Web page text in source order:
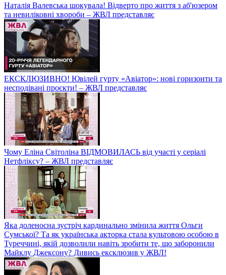
Наталія Валевська шокувала! Відверто про життя з аб'юзером
та невиліковні хвороби – ЖВЛ представляє
ЕКСКЛЮЗИВНО! Ювілей гурту «Авіатор»: нові горизонти та
несподівані проєкти! – ЖВЛ представляє
Чому Еліна Світоліна ВІДМОВИЛАСЬ від участі у серіалі
Нетфліксу? – ЖВЛ представляє
Яка доленосна зустріч кардинально змінила життя Ольги
Сумської? Та як українська акторка стала культовою особою в
Туреччині, якій дозволили навіть зробити те, що заборонили
Майклу Джексону? Дивись ексклюзив у ЖВЛ!